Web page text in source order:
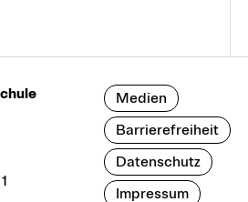
Medien
Barrierefreiheit
Datenschutz
Impressum